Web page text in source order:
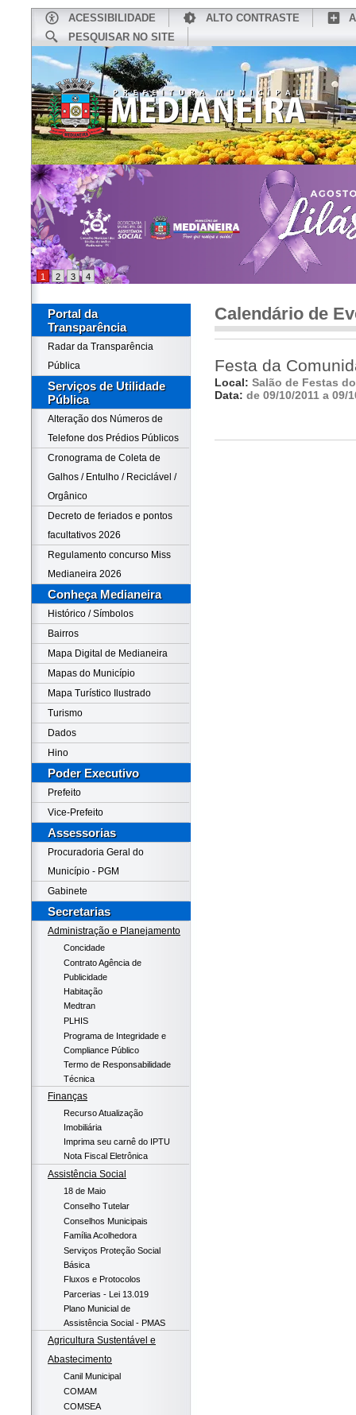
ACESSIBILIDADE ALTO CONTRASTE
PESQUISAR NO SITE
CONHEÇA MEDIANEIRA
1 2 3 4
Portal da
Transparência
Radar da Transparência
Pública
Serviços de Utilidade
Pública
Alteração dos Números de
Telefone dos Prédios Públicos
Cronograma de Coleta de
Galhos / Entulho / Reciclável /
Orgânico
Decreto de feriados e pontos
facultativos 2026
Regulamento concurso Miss
Medianeira 2026
Conheça Medianeira
Histórico / Símbolos
Bairros
Mapa Digital de Medianeira
Mapas do Município
Mapa Turístico Ilustrado
Turismo
Dados
Hino
Poder Executivo
Prefeito
Vice-Prefeito
Assessorias
Procuradoria Geral do
Município - PGM
Gabinete
Secretarias
Administração e Planejamento
Concidade
Contrato Agência de
Publicidade
Habitação
Medtran
PLHIS
Programa de Integridade e
Compliance Público
Termo de Responsabilidade
Técnica
Finanças
Recurso Atualização
Imobiliária
Imprima seu carnê do IPTU
Nota Fiscal Eletrônica
Assistência Social
18 de Maio
Conselho Tutelar
Conselhos Municipais
Família Acolhedora
Serviços Proteção Social
Básica
Fluxos e Protocolos
Parcerias - Lei 13.019
Plano Municial de
Assistência Social - PMAS
Agricultura Sustentável e
Abastecimento
Canil Municipal
COMAM
COMSEA
Calendário de
Festa da
Local: Salão de Festas
Data: de 09/10/2011 a 09/